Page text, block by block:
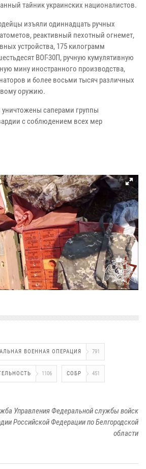
тайник украинских националистов.
изъяли одиннадцать ручных
реактивный пехотный огнемет,
устройства, 175 килограмм
ВОГ-30П, ручную кумулятивную
мину иностранного производства,
и более восьми тысяч различных
оружию.
саперами группы
с соблюдением всех мер
ВОЕННАЯ ОПЕРАЦИЯ 791
1106 СОБР 451
Управления Федеральной службы войск
Российской Федерации по Белгородской
области